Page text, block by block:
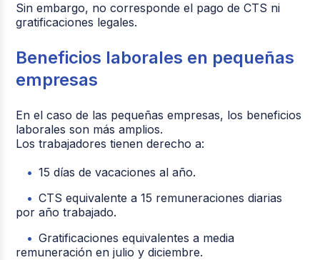
Sin embargo, no corresponde el pago de CTS ni
gratificaciones legales.
Beneficios laborales en pequeñas
empresas
En el caso de las pequeñas empresas, los beneficios
laborales son más amplios.
Los trabajadores tienen derecho a:
15 días de vacaciones al año.
CTS equivalente a 15 remuneraciones diarias
por año trabajado.
Gratificaciones equivalentes a media
remuneración en julio y diciembre.